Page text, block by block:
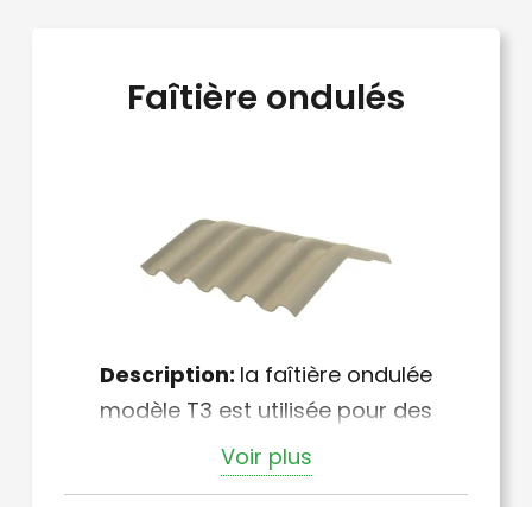
Faîtière ondulés
Description: la faîtière ondulée
modèle T3 est utilisée pour des
toitures dont les pentes sont
comprises entre 12 et 25 %.
Voir plus